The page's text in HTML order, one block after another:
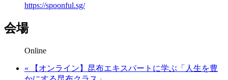
https://spoonful.sg/
会場
Online
« 【オンライン】昆布エキスパートに学ぶ「人生を豊